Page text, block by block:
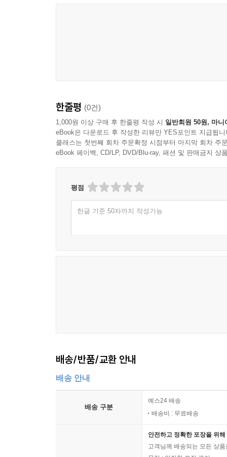
을 살아갈 힘과 용기를 얻는다고 강조한다. 그래
름없기 때문이다. 전기는 인류의 보배다.
--- p.116
기다. 그들은 지금까지 그러했듯이 ‘체리 피킹’
매력 자본이 많으면 많을수록, 관계의 만족도는
본을 골고루 많이 가지고 있는 사람의 경우, 일반
고민하는 경우가 많았다. 반면 외모나 돈과 같은
었으니 행복하다는 반응이 다수였다. 그러한 의
사람들과 어떻게 관계를 맺고 살아야 할지, 그 실
2. 오로지 온라인에서 관계를 맺고 삶의 의미를 찾
― 나의 하루를 전시하고, 남의 인생을 구경하며 삶
매개해주는 역할을 한다. 각종 데이팅앱이 대
광범위하다. 가령 직장인들이 주로 이용하는 익
하는 직장인 버전의 ‘대나무 숲’이다. 하지만 서
사람들과 온라인에서 같은 정당을 지지하고 시사
그중 몇몇은 오프라인 관계에서는 일절 자기
온라인은 오프라인에서 얻을 수 없는 경험을
온라인의 관계에 대해 이렇게 말한다. “완전
AI에게는 쉽게 표현한다. 내 말을 무한 긍정으로
한줄평 (0건)
1,000원 이상 구매 후 한줄평 작성 시 일반회원 50원, 마니
eBook은 다운로드 후 작성한 리뷰만 YES포인트 지급됩니
클래스는 첫번째 회차 주문확정 시점부터 마지막 회차 주
eBook 페이백, CD/LP, DVD/Blu-ray, 패션 및 판매금지 상
평점
한글 기준 50자까지 작성가능
배송/반품/교환 안내
배송 안내
배송 구분
예스24 배송
배송비 : 무료배송
안전하고 정확한 포장을 위
고객님께 배송되는 모든 상